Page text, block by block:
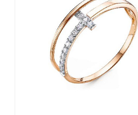
Вес драгметалла
1.27
Марка (бренд)
Дельта
Цвет золота